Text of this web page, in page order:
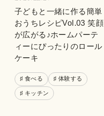
子どもと一緒に作る簡単
おうちレシピVol.03 笑顔
が広がる♪ホームパーテ
ィーにぴったりのロール
ケーキ
♯ 食べる ♯ 体験する
♯ キッチン